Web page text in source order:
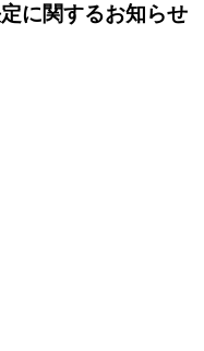
に関するお知らせ